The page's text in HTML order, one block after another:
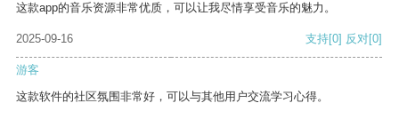
这款app的音乐资源非常优质，可以让我尽情享受音乐的魅力。
2025-09-16 支持[0] 反对[0]
游客
这款软件的社区氛围非常好，可以与其他用户交流学习心得。